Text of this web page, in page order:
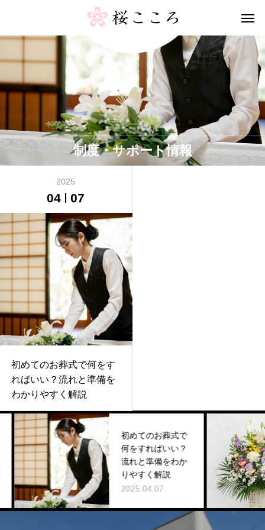
制度・サポート情報
2025
04 07
初めてのお葬式で何をす
ればいい？流れと準備を
わかりやすく解説
初めてのお葬式で
何をすればいい？
流れと準備をわか
りやすく解説
2025.04.07